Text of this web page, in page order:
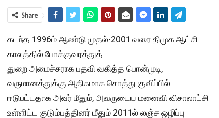
Share
கடந்த 1996ம் ஆண்டு முதல்-2001 வரை திமுக ஆட்சி
காலத்தில் போக்குவரத்துத்
துறை அமைச்சராக பதவி வகித்த பொன்முடி,
வருமானத்துக்கு அதிகமாக சொத்து குவிப்பில்
ஈடுபட்டதாக அவர் மீதும், அவருடைய மனைவி விசாலாட்சி
உள்ளிட்ட குடும்பத்தினர் மீதும் 2011ல் லஞ்ச ஒழிப்பு